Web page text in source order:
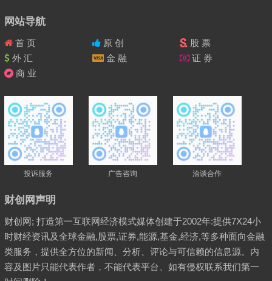
网站导航
首 页 原 创
股 票
外 汇
金 融
证 券
商 业
投诉服务 广告咨询 洽谈合作
财创网声明
财创网; 打造第一互联网经济模式媒体创建于2002年:提供7X24小
时财经资讯及全球金融,股票,证券,能源,基金,经济,等多种面向金融
类服务，提供全方位的新闻、分析、评论与可信赖的信息源。内
容及图片只能代表作者，不能代表平台、如有侵权联系我们第一